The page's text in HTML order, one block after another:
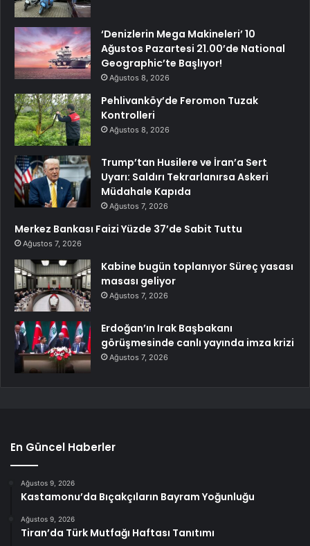
‘Denizlerin Mega Makineleri’ 10
Ağustos Pazartesi 21.00’de National
Geographic’te Başlıyor!
Ağustos 8, 2026
Pehlivanköy’de Feromon Tuzak
Kontrolleri
Ağustos 8, 2026
Trump’tan Husilere ve İran’a Sert
Uyarı: Saldırı Tekrarlanırsa Askeri
Müdahale Kapıda
Ağustos 7, 2026
Merkez Bankası Faizi Yüzde 37’de Sabit Tuttu
Ağustos 7, 2026
Kabine bugün toplanıyor Süreç yasası
masası geliyor
Ağustos 7, 2026
Erdoğan’ın Irak Başbakanı
görüşmesinde canlı yayında imza krizi
Ağustos 7, 2026
En Güncel Haberler
Ağustos 9, 2026
Kastamonu’da Bıçakçıların Bayram Yoğunluğu
Ağustos 9, 2026
Tiran’da Türk Mutfağı Haftası Tanıtımı